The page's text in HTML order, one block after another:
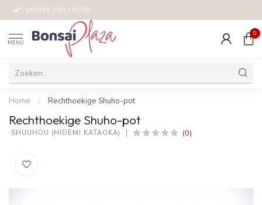
UNIEKE COLLECTIE
MENU
0
Home / Rechthoekige Shuho-pot
Rechthoekige Shuho-pot
SHUUHOU (HIDEMI KATAOKA) (0)